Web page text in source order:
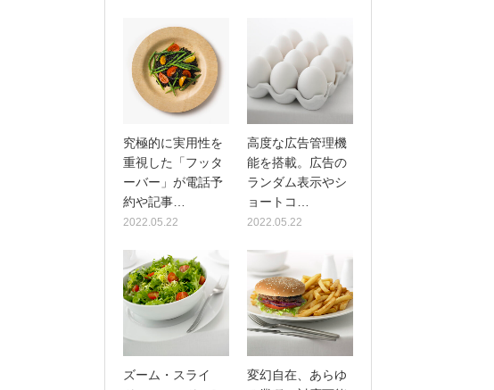
究極的に実用性を
重視した「フッタ
ーバー」が電話予
約や記事…
2022.05.22
高度な広告管理機
能を搭載。広告の
ランダム表示やシ
ョートコ…
2022.05.22
ズーム・スライ
変幻自在、あらゆ